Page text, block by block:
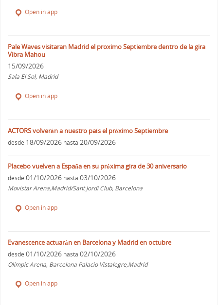
Open in app
Pale Waves visitaran Madrid el proximo Septiembre dentro de la gira
Vibra Mahou
15/09/2026
Sala El Sol, Madrid
Open in app
ACTORS volverán a nuestro país el próximo Septiembre
desde 18/09/2026 hasta 20/09/2026
Placebo vuelven a España en su próxima gira de 30 aniversario
desde 01/10/2026 hasta 03/10/2026
Movistar Arena,Madrid/Sant Jordi Club, Barcelona
Open in app
Evanescence actuarán en Barcelona y Madrid en octubre
desde 01/10/2026 hasta 02/10/2026
Olimpic Arena, Barcelona Palacio Vistalegre,Madrid
Open in app